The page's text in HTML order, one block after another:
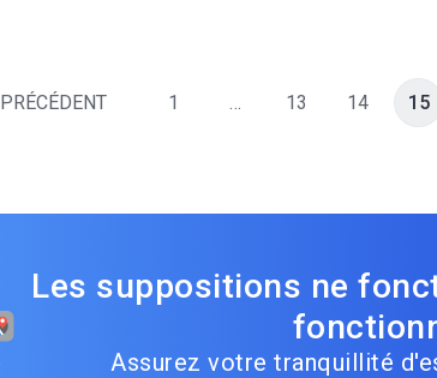
PRÉCÉDENT 1 … 13 14 15
Les suppositions ne
Assurez votre tranquillité